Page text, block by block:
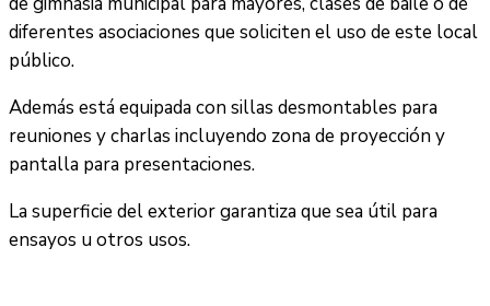
diferentes asociaciones que soliciten el uso de este local
público.
Además está equipada con sillas desmontables para
reuniones y charlas incluyendo zona de proyección y
pantalla para presentaciones.
La superficie del exterior garantiza que sea útil para
ensayos u otros usos.